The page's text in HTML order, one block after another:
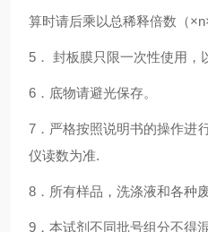
算时请后乘以总稀释倍数（
5． 封板膜只限一次性使用，
6．底物请避光保存。
7．严格按照说明书的操作进
仪读数为准.
8．所有样品，洗涤液和各种
9．本试剂不同批号组分不得混